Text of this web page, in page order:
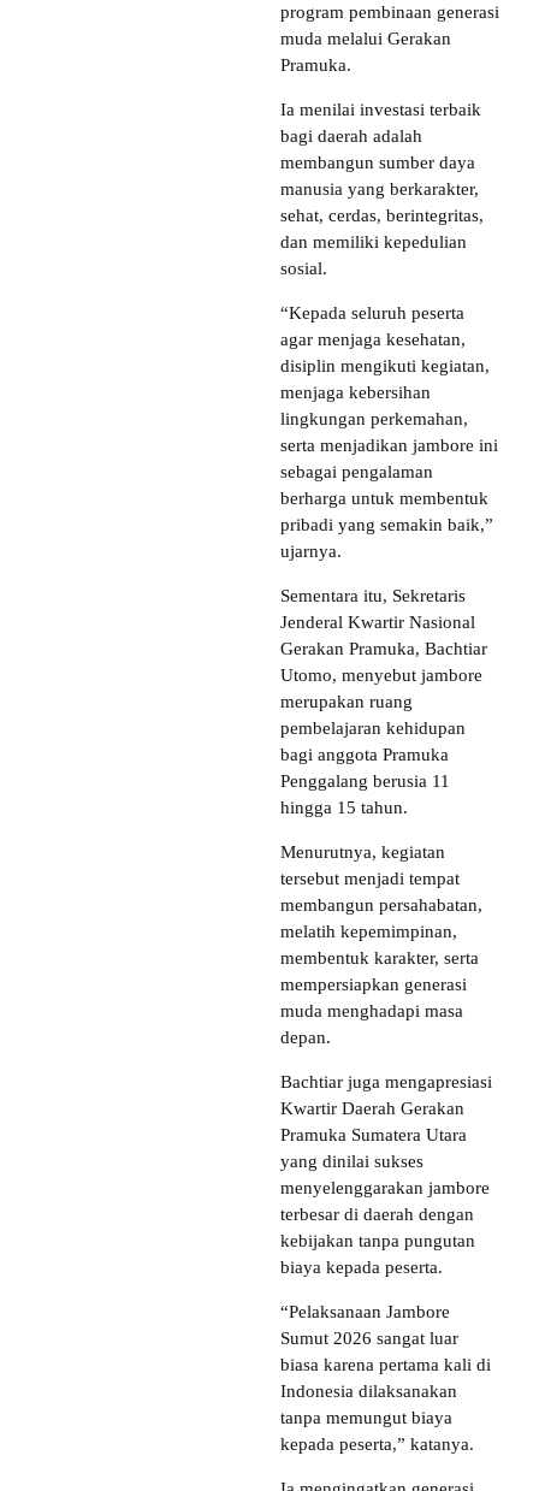
program pembinaan generasi
muda melalui Gerakan
Pramuka.
Ia menilai investasi terbaik
bagi daerah adalah
membangun sumber daya
manusia yang berkarakter,
sehat, cerdas, berintegritas,
dan memiliki kepedulian
sosial.
“Kepada seluruh peserta
agar menjaga kesehatan,
disiplin mengikuti kegiatan,
menjaga kebersihan
lingkungan perkemahan,
serta menjadikan jambore ini
sebagai pengalaman
berharga untuk membentuk
pribadi yang semakin baik,”
ujarnya.
Sementara itu, Sekretaris
Jenderal Kwartir Nasional
Gerakan Pramuka, Bachtiar
Utomo, menyebut jambore
merupakan ruang
pembelajaran kehidupan
bagi anggota Pramuka
Penggalang berusia 11
hingga 15 tahun.
Menurutnya, kegiatan
tersebut menjadi tempat
membangun persahabatan,
melatih kepemimpinan,
membentuk karakter, serta
mempersiapkan generasi
muda menghadapi masa
depan.
Bachtiar juga mengapresiasi
Kwartir Daerah Gerakan
Pramuka Sumatera Utara
yang dinilai sukses
menyelenggarakan jambore
terbesar di daerah dengan
kebijakan tanpa pungutan
biaya kepada peserta.
“Pelaksanaan Jambore
Sumut 2026 sangat luar
biasa karena pertama kali di
Indonesia dilaksanakan
tanpa memungut biaya
kepada peserta,” katanya.